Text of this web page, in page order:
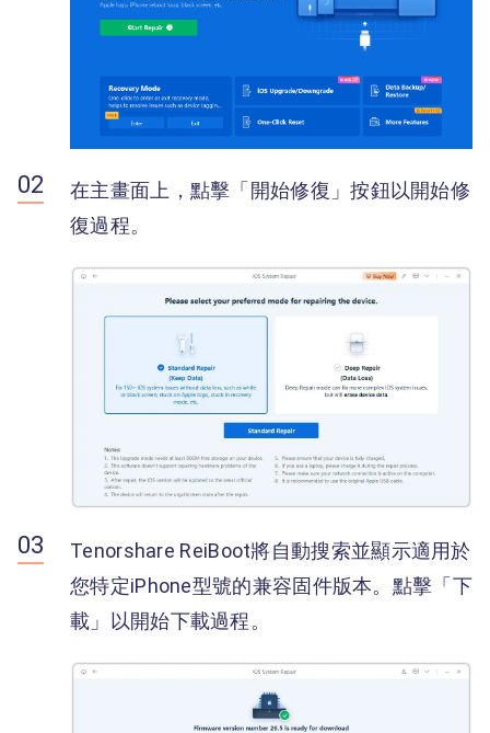
在主畫面上，點擊「開始修復」按鈕以開始修
復過程。
Tenorshare ReiBoot將自動搜索並顯示適用於
您特定iPhone型號的兼容固件版本。點擊「下
載」以開始下載過程。